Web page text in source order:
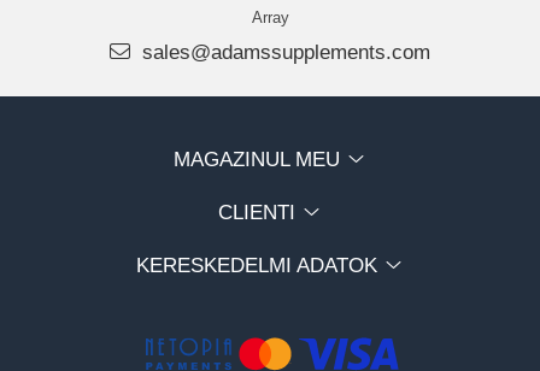
Array
sales@adamssupplements.com
MAGAZINUL MEU
CLIENTI
KERESKEDELMI ADATOK